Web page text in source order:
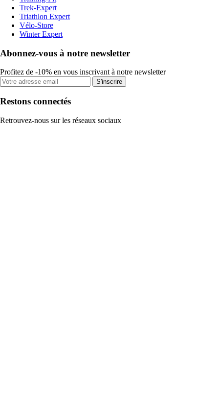
Trek-Expert
Triathlon Expert
Vélo-Store
Winter Expert
Abonnez-vous à notre newsletter
Profitez de -10% en vous inscrivant à notre newsletter
S'inscrire
Restons connectés
Retrouvez-nous sur les réseaux sociaux